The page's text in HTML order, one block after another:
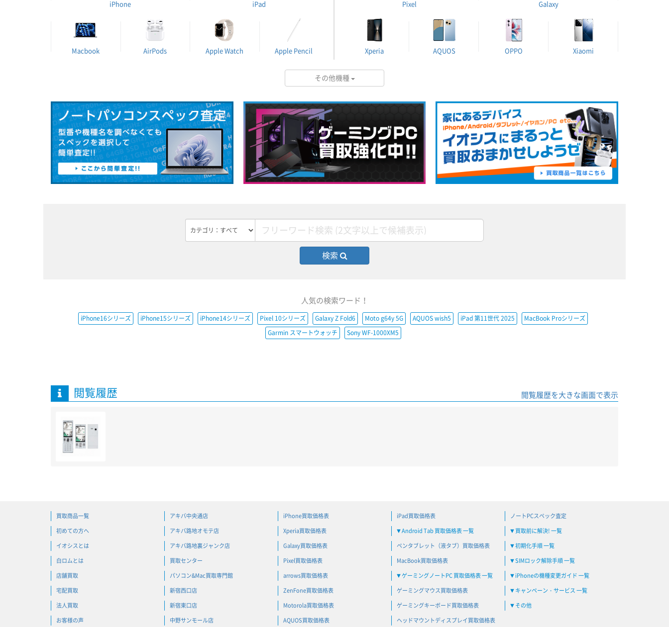
iPhone iPad
Macbook AirPods Apple Watch Apple Pencil
Pixel Galaxy
Xperia AQUOS OPPO Xiaomi
その他機種
検索
人気の検索ワード！
iPhone16シリーズ iPhone15シリーズ iPhone14シリーズ Pixel 10シリーズ Galaxy Z Fold6 Moto g64y 5G AQUOS wish5 iPad 第11世代 2025 MacBook Proシリーズ
Garmin スマートウォッチ Sony WF-1000XM5
閲覧履歴 閲覧履歴を大きな画面で表示
買取商品一覧
初めての方へ
イオシスとは
白ロムとは
店舗買取
宅配買取
法人買取
お客様の声
アキバ中央通店
アキバ路地オモテ店
アキバ路地裏ジャンク店
買取センター
パソコン&Mac買取専門館
新宿西口店
新宿東口店
中野サンモール店
iPhone買取価格表
Xperia買取価格表
Galaxy買取価格表
Pixel買取価格表
arrows買取価格表
ZenFone買取価格表
Motorola買取価格表
AQUOS買取価格表
iPad買取価格表
▼ Android Tab 買取価格表 一覧
ペンタブレット（液タブ）買取価格表
MacBook買取価格表
▼ ゲーミングノートPC 買取価格表 一覧
ゲーミングマウス買取価格表
ゲーミングキーボード買取価格表
ヘッドマウントディスプレイ買取価格表
ノートPCスペック査定
▼ 買取前に解決! 一覧
▼ 初期化手順 一覧
▼ SIMロック解除手順 一覧
▼ iPhoneの機種変更ガイド 一覧
▼ キャンペーン・サービス 一覧
▼ その他